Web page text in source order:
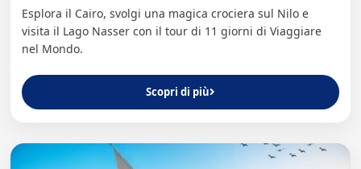
Esplora il Cairo, svolgi una magica crociera sul Nilo e
visita il Lago Nasser con il tour di 11 giorni di Viaggiare
nel Mondo.
Scopri di più